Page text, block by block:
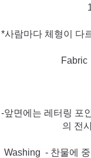
*사람마다 체형이 다
-앞면에는 레터링 포
의 전
Washing - 찬물에